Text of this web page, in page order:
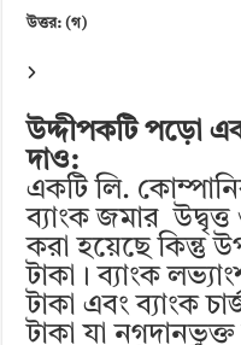
উত্তর: (গ)
উদ্দীপকটি পড়ো
দাও:
একটি লি.
ব্যাংক জমার
করা হয়েছে কিন্তু
টাকা। ব্যাংক
টাকা এবং ব্যাংক
টাকা যা